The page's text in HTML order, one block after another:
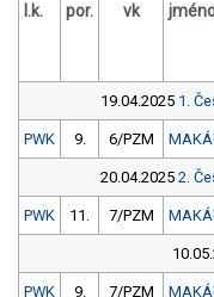
l.k. por. vk
19.04.2025 1.
PWK 9. 6/PZM
20.04.2025 2.
PWK 11. 7/PZM
PWK 9. 7/PZM